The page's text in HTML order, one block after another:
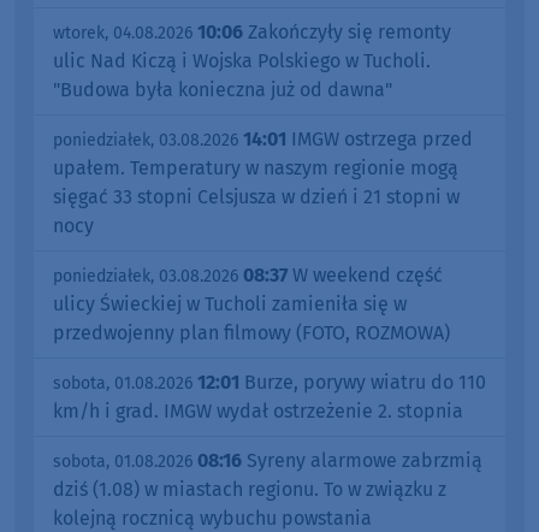
wtorek, 04.08.2026 10:06 Zakończyły się remonty
ulic Nad Kiczą i Wojska Polskiego w Tucholi.
"Budowa była konieczna już od dawna"
poniedziałek, 03.08.2026 14:01 IMGW ostrzega przed
upałem. Temperatury w naszym regionie mogą
sięgać 33 stopni Celsjusza w dzień i 21 stopni w
nocy
poniedziałek, 03.08.2026 08:37 W weekend część
ulicy Świeckiej w Tucholi zamieniła się w
przedwojenny plan filmowy (FOTO, ROZMOWA)
sobota, 01.08.2026 12:01 Burze, porywy wiatru do 110
km/h i grad. IMGW wydał ostrzeżenie 2. stopnia
sobota, 01.08.2026 08:16 Syreny alarmowe zabrzmią
dziś (1.08) w miastach regionu. To w związku z
kolejną rocznicą wybuchu powstania